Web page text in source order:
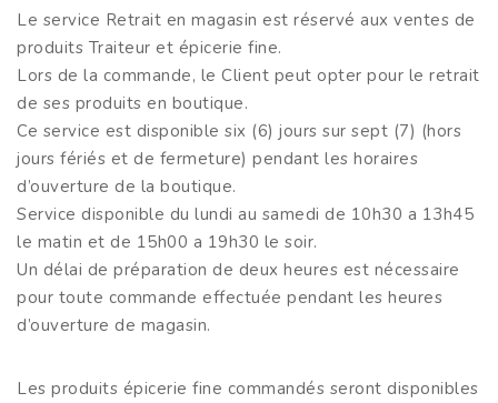
Le service Retrait en magasin est réservé aux ventes de
produits Traiteur et épicerie fine.
Lors de la commande, le Client peut opter pour le retrait
de ses produits en boutique.
Ce service est disponible six (6) jours sur sept (7) (hors
jours fériés et de fermeture) pendant les horaires
d’ouverture de la boutique.
Service disponible du lundi au samedi de 10h30 a 13h45
le matin et de 15h00 a 19h30 le soir.
Un délai de préparation de deux heures est nécessaire
pour toute commande effectuée pendant les heures
d’ouverture de magasin.
Les produits épicerie fine commandés seront disponibles